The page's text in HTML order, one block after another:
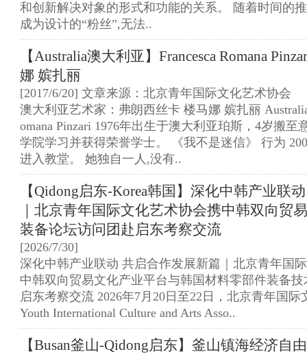
和创新解决对象的形式和功能的关系。 随着时间的
成为设计的“粉丝”,无法..
【Australia澳大利亚】Francesca Romana
娜 嫔扎丽
[2017/6/20] 文章来源：北京青年国际文化艺术协会
澳大利亚艺术家：弗朗西丝卡 楼马娜 嫔扎丽
omana Pinzari 1976年出生于澳大利亚珀斯，4岁搬至
学院学习并获得荣誉学士。 《我不是迷信》 行为
进入教堂。 她独自一人,没有..
【Qidong启东-Korea韩国】深化中韩产业联
｜北京青年国际文化艺术协会携中韩双向贸
装备论坛访问团赴启东考察交流
[2026/7/30]
深化中韩产业联动 共启合作发展新篇｜北京青年国
中韩双向贸易文化产业平台与韩国材料零部件装备
启东考察交流 2026年7月20日至22日，北京青年国
Youth International Culture and Arts Asso..
【Busan釜山-Qidong启东】釜山镇海经济自